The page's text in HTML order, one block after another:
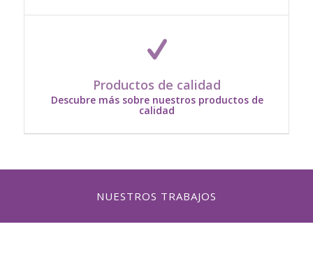
Productos de calidad
Descubre más sobre nuestros productos de
calidad
de mayor calidad posible
NUESTROS TRABAJOS